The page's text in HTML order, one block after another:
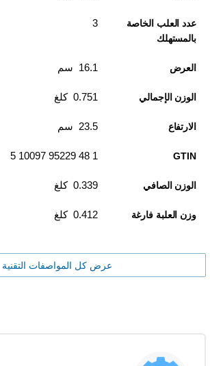
عدد العلب الخاصة
بالمستهلك
3
العرض 16.1 سم
الوزن الإجمالي 0.751 كلغ
الارتفاع 23.5 سم
GTIN
1 48 95229 10097 5
الوزن الصافي 0.339 كلغ
وزن العلبة فارغة 0.412 كلغ
عرض كل المواصفات التقنية